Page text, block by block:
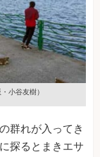
小谷友樹）
群れが入ってき
探るとまきエサ